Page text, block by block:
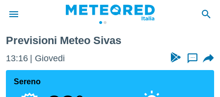
di
Previsioni Meteo Sivas
13:16 Giovedi ...
Sereno